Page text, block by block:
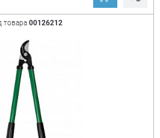
товара 00126212